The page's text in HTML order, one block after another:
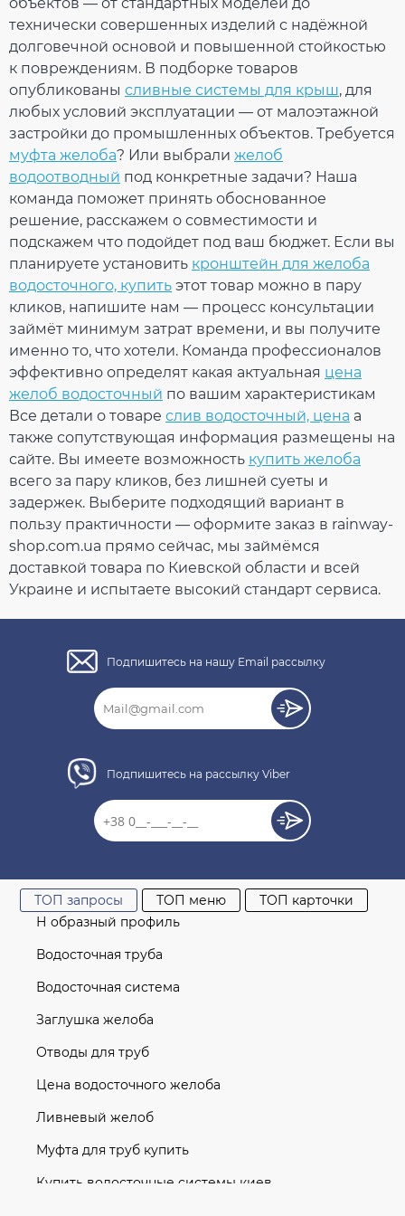
ПРОДОЛЖИТЬ ПОКУПКИ
УФ-излучению
Гарантия
10 лет
Европейский
стандарт
EN 12200-1:2016
Сертификат
соответствия
Сертифицирован
Рейтинг
ОТПРАВИТЬ
Тройник 67° 75x75 мм
(RAINWAY 90)
коричневый
На складе
573.02
грн
85.95
грн
технически совершенных изделий с надёжной
долговечной основой и повышенной стойкостью
к повреждениям. В подборке товаров
опубликованы сливные системы для крыш, для
любых условий эксплуатации — от малоэтажной
застройки до промышленных объектов. Требуется
муфта желоба? Или выбрали желоб
водоотводный под конкретные задачи? Наша
команда поможет принять обоснованное
решение, расскажем о совместимости и
подскажем что подойдет под ваш бюджет. Если вы
планируете установить кронштейн для желоба
водосточного, купить этот товар можно в пару
кликов, напишите нам — процесс консультации
займёт минимум затрат времени, и вы получите
именно то, что хотели. Команда профессионалов
эффективно определят какая актуальная цена
желоб водосточный по вашим характеристикам
Все детали о товаре слив водосточный, цена а
также сопутствующая информация размещены на
сайте. Вы имеете возможность купить желоба
всего за пару кликов, без лишней суеты и
задержек. Выберите подходящий вариант в
пользу практичности — оформите заказ в rainway-
shop.com.ua прямо сейчас, мы займёмся
доставкой товара по Киевской области и всей
Украине и испытаете высокий стандарт сервиса.
Подпишитесь на нашу Email рассылку
Подпишитесь на рассылку Viber
ТОП запросы ТОП меню
ТОП карточки
Н образный профиль
Водосточная труба
Водосточная система
Заглушка желоба
Отводы для труб
Цена водосточного желоба
Ливневый желоб
Муфта для труб купить
Купить водосточные системы киев